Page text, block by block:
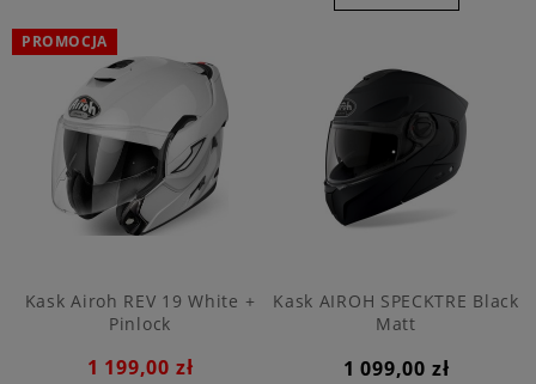
Kask Airoh REV 19 White +
Pinlock
1 199,00 zł
PROMOCJA
Kask AIROH SPECKTRE Black
Matt
1 099,00 zł